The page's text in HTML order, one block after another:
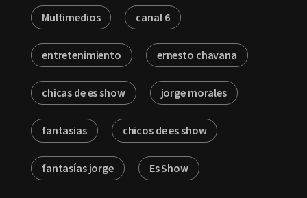
Multimedios canal 6
entretenimiento ernesto chavana
chicas de es show jorge morales
fantasias chicos de es show
fantasías jorge Es Show